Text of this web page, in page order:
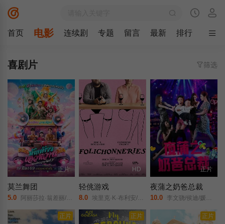
首页 电影 连续剧 专题 留言 最新 排行
喜剧片 筛选
正片
莫兰舞团
5.0 阿丽莎拉·翁差丽/Sitthiphon/Disamoe/
HD
轻佻游戏
8.0 埃里克·K·布利安/凯瑟琳·沙博/Erin/Carter/Sarah/Chouinard-Poirier/娜塔莉·古帕尔/Rose-Anne/Déry/萨米尔·菲鲁兹/Carolanne/Foucher/艾甜·加罗伊/安布雷·贾布兰/Fayolle/Jean/Jr./Nicolas/Krief/Jacques/L'Heureux/ève/Landry/朱莉·勒布勒东/阿加莎·勒杜/Simone/Ledoux/索菲·勒图讷尔/弗罗伦斯·布莱恩/Antonin/Mousseau-Rivard/
正片
夜蒲之奶爸总裁
10.0 李文骁/侯迪/媛媛/石承昊/
正片 正片 正片